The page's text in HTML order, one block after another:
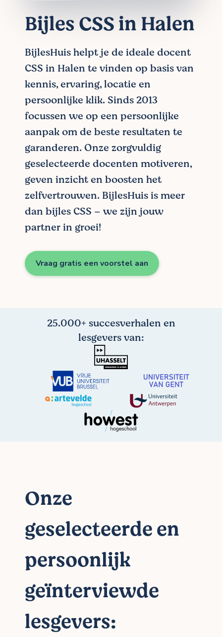
Bijles CSS in Halen
BijlesHuis helpt je de ideale docent
CSS in Halen te vinden op basis van
kennis, ervaring, locatie en
persoonlijke klik. Sinds 2013
focussen we op een persoonlijke
aanpak om de beste resultaten te
garanderen. Onze zorgvuldig
geselecteerde docenten motiveren,
geven inzicht en boosten het
zelfvertrouwen. BijlesHuis is meer
dan bijles CSS – we zijn jouw
partner in groei!
Vraag gratis een voorstel aan
25.000+ succesverhalen en
lesgevers van:
Onze
geselecteerde en
persoonlijk
geïnterviewde
lesgevers: